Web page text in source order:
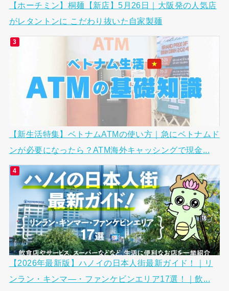
【ホーチミン】桐麺【新店】5月26日｜大阪発の人気店
がレタントンに こだわり抜いた自家製麺
【新生活特集】ベトナムATMの使い方｜急にベトナムド
ンが必要になったら？ATM海外キャッシングで現金...
【2026年最新版】ハノイの日本人街最新ガイド！｜リ
ンラン・キンマ―・ファンケビンエリア17選！｜飲...